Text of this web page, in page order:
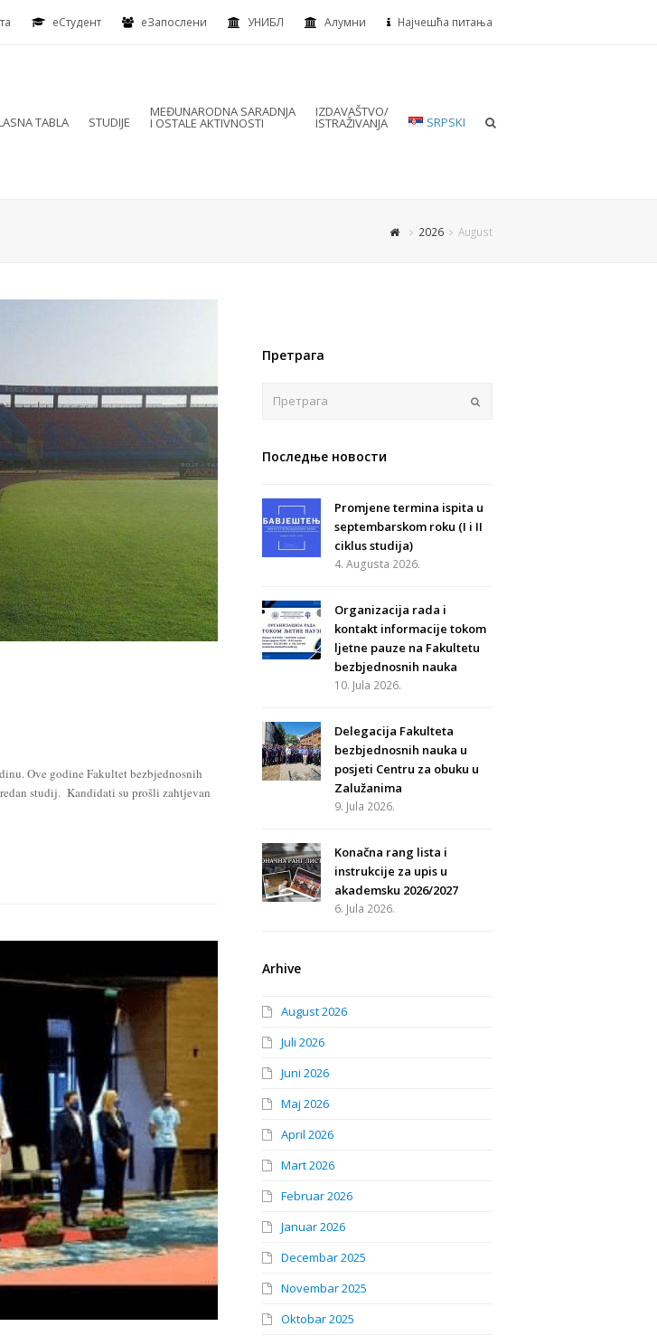
eСтудент еЗапослени УНИБЛ Алумни Најчешћа питања
TABLA STUDIJE
MEĐUNARODNA SARADNJA
I OSTALE AKTIVNOSTI
IZDAVAŠTVO/
ISTRAŽIVANJA SRPSKI
2026 August
Ove godine Fakultet bezbjednosnih
studij. Kandidati su prošli zahtjevan
Претрага
Последње новости
Promjene termina ispita u
septembarskom roku (I i II
ciklus studija)
4. Augusta 2026.
Organizacija rada i
kontakt informacije tokom
ljetne pauze na Fakultetu
bezbjednosnih nauka
10. Jula 2026.
Delegacija Fakulteta
bezbjednosnih nauka u
posjeti Centru za obuku u
Zalužanima
9. Jula 2026.
Konačna rang lista i
instrukcije za upis u
akademsku 2026/2027
6. Jula 2026.
Arhive
August 2026
Juli 2026
Juni 2026
Maj 2026
April 2026
Mart 2026
Februar 2026
Januar 2026
Decembar 2025
Novembar 2025
Oktobar 2025